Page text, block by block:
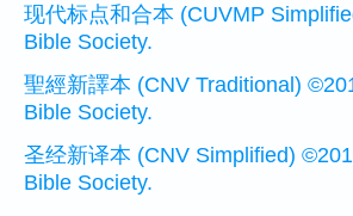
现代标点和合本 (CUVMP
Bible Society.
聖經新譯本 (CNV Traditional)
Bible Society.
圣经新译本 (CNV Simplified)
Bible Society.